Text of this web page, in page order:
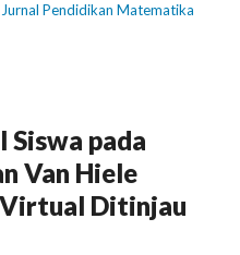
Pendidikan Matematika
Siswa pada
Van Hiele
Ditinjau